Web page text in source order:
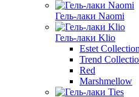
Гель-лаки Naomi
Гель-лаки Klio
Estet Collection
Trend
Red
Marshmellow